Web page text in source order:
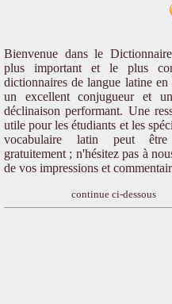
Bienvenue dans le
plus important et le plus
dictionnaires de langue latine en
un excellent conjugueur et
déclinaison performant. Une
utile pour les étudiants et les
vocabulaire latin peut être
gratuitement ; n'hésitez pas à
de vos impressions et
continue ci-dessous